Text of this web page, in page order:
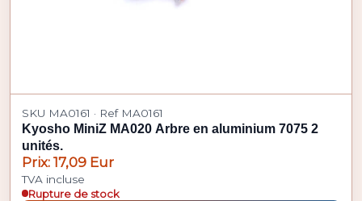
SKU MA0161 · Ref MA0161
Kyosho MiniZ MA020 Arbre en aluminium 7075 2
unités.
Prix: 17,09 Eur
TVA incluse
Rupture de stock